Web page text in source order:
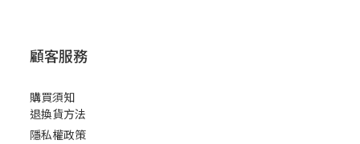
顧客服務
購買須知
退換貨方法
隱私權政策